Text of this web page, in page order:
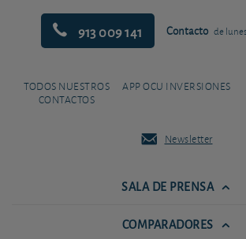
913 009 141 Contacto de
TODOS NUESTROS
CONTACTOS
APP OCU INVERSIONES
Newsletter
SALA DE PRENSA
COMPARADORES